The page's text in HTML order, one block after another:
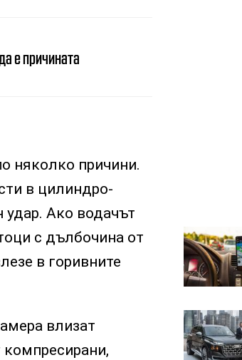
е причината
няколко причини.
в цилиндро-
удар. Ако водачът
с дълбочина от
в горивните
влизат